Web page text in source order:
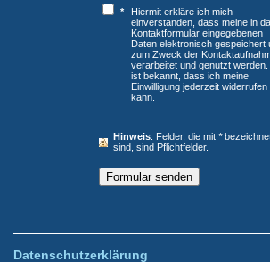
*
Hiermit erkläre ich mich
einverstanden, dass meine in
Kontaktformular eingegebenen
Daten elektronisch gespeichert
zum Zweck der
verarbeitet und genutzt werden.
ist bekannt, dass ich meine
Einwilligung jederzeit widerrufen
kann.
Hinweis : Felder, die mit*
sind, sind Pflichtfelder.
Datenschutzerklärung